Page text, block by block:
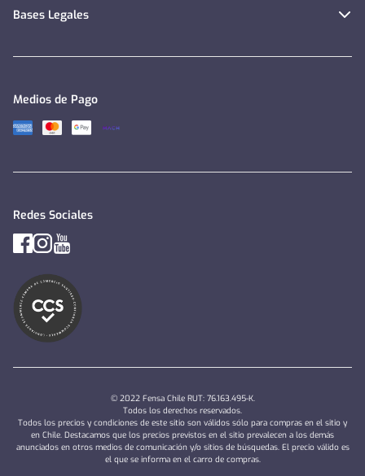
Bases Legales
Medios de Pago
Redes Sociales
© 2022 Fensa Chile RUT: 76.163.495-K.
Todos los derechos reservados.
Todos los precios y condiciones de este sitio son válidos sólo para compras en el sitio y
en Chile. Destacamos que los precios previstos en el sitio prevalecen a los demás
anunciados en otros medios de comunicación y/o sitios de búsquedas. El precio válido es
el que se informa en el carro de compras.